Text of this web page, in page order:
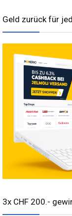
Geld zurück für
3x CHF 200.-